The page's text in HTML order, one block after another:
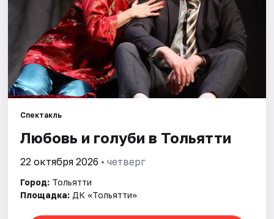
Спектакль
Любовь и голуби в Тольятти
22 октября 2026 • четверг
Город: Тольятти
Площадка: ДК «Тольятти»